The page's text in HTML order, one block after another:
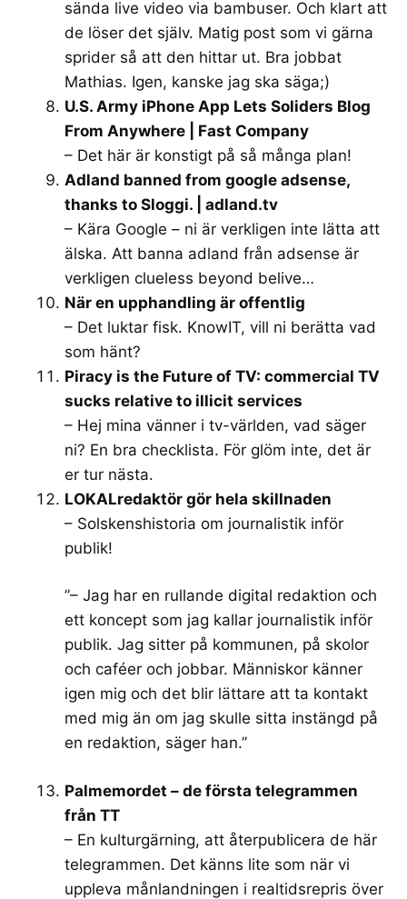
sända live video via bambuser. Och klart att
de löser det själv. Matig post som vi gärna
sprider så att den hittar ut. Bra jobbat
Mathias. Igen, kanske jag ska säga;)
U.S. Army iPhone App Lets Soliders Blog
From Anywhere | Fast Company
– Det här är konstigt på så många plan!
Adland banned from google adsense,
thanks to Sloggi. | adland.tv
– Kära Google – ni är verkligen inte lätta att
älska. Att banna adland från adsense är
verkligen clueless beyond belive…
När en upphandling är offentlig
– Det luktar fisk. KnowIT, vill ni berätta vad
som hänt?
Piracy is the Future of TV: commercial TV
sucks relative to illicit services
– Hej mina vänner i tv-världen, vad säger
ni? En bra checklista. För glöm inte, det är
er tur nästa.
LOKALredaktör gör hela skillnaden
– Solskenshistoria om journalistik inför
publik!
”– Jag har en rullande digital redaktion och
ett koncept som jag kallar journalistik inför
publik. Jag sitter på kommunen, på skolor
och caféer och jobbar. Människor känner
igen mig och det blir lättare att ta kontakt
med mig än om jag skulle sitta instängd på
en redaktion, säger han.”
Palmemordet – de första telegrammen
från TT
– En kulturgärning, att återpublicera de här
telegrammen. Det känns lite som när vi
uppleva månlandningen i realtidsrepris över